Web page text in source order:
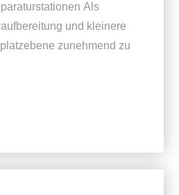
Als
und kleinere
zunehmend zu